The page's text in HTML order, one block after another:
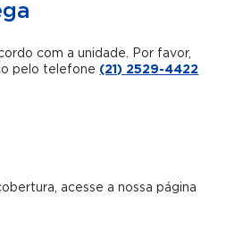
com a unidade. Por favor,
pelo telefone (21) 2529-4422
acesse a nossa página